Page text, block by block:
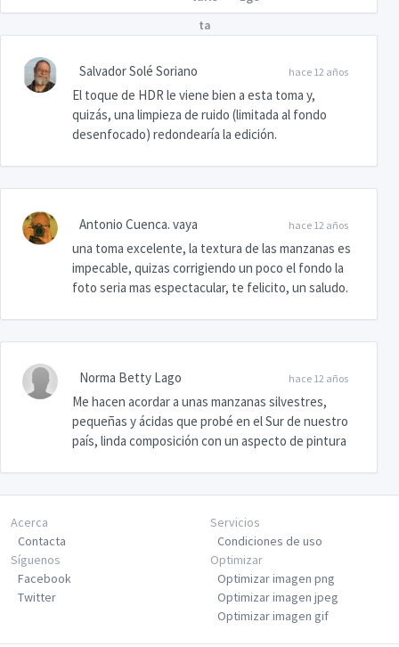
hace 12 años
Salvador Solé Soriano
El toque de HDR le viene bien a esta toma y,
quizás, una limpieza de ruido (limitada al fondo
desenfocado) redondearía la edición.
hace 12 años
Antonio Cuenca. vaya
una toma excelente, la textura de las manzanas es
impecable, quizas corrigiendo un poco el fondo la
foto seria mas espectacular, te felicito, un saludo.
hace 12 años
Norma Betty Lago
Me hacen acordar a unas manzanas silvestres,
pequeñas y ácidas que probé en el Sur de nuestro
país, linda composición con un aspecto de pintura
Acerca
Contacta
Servicios
Condiciones de uso
Síguenos
Facebook
Twitter
Optimizar
Optimizar imagen png
Optimizar imagen jpeg
Optimizar imagen gif